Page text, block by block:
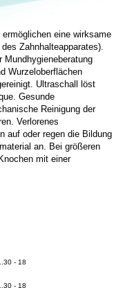
eine wirksame
Zahnhalteapparates).
Mundhygieneberatung
Wurzeloberflächen
Ultraschall löst
Gesunde
Reinigung der
Verlorenes
auf oder regen die Bildung
an. Bei größeren
mit einer
- 18
- 18